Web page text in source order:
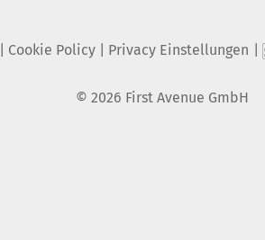
Cookie Policy| Privacy Einstellungen
© 2026 First Avenue GmbH